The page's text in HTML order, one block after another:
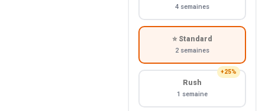
4 semaines
⭐ Standard
2 semaines
+25%
Rush
1 semaine